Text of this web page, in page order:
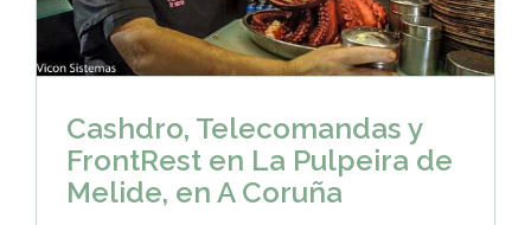
Cashdro, Telecomandas y
FrontRest en La Pulpeira de
Melide, en A Coruña